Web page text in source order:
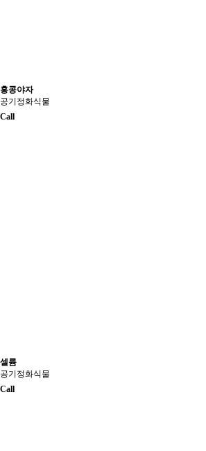
홍콩야자
공기정화식물
Call
셀륨
공기정화식물
Call